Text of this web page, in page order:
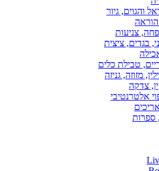
והגוים, גיור
הוראה
צניעות
בגדים, ציצית
טבילת כלים
מזוזה, גניזה
צדקה
אלטרנטיבי
ספרות